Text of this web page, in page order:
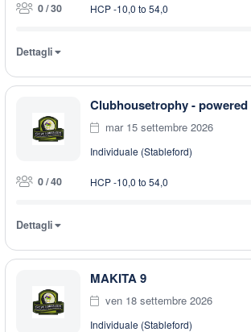
0 / 30 HCP -10,0 to 54,0
Dettagli
Clubhousetrophy -
mar 15 settembre 2026
Individuale (Stableford)
0 / 40 HCP -10,0 to 54,0
Dettagli
MAKITA 9
ven 18 settembre 2026
Individuale (Stableford)